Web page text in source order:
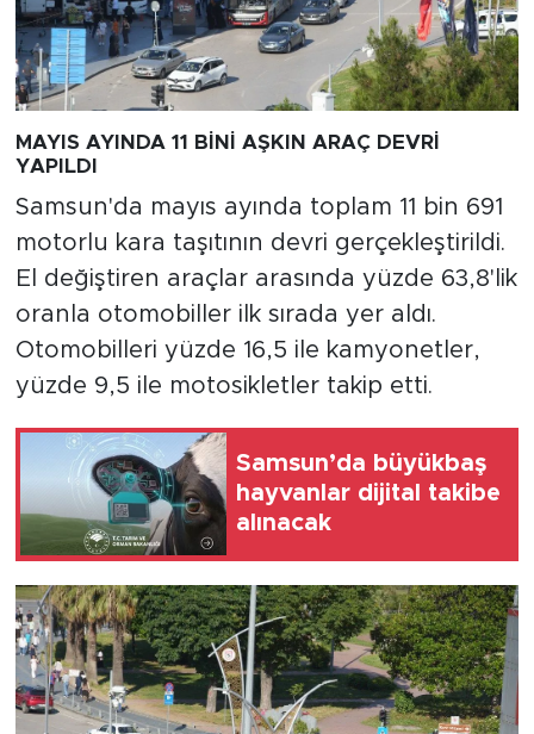
MAYIS AYINDA 11 BİNİ AŞKIN ARAÇ DEVRİ
YAPILDI
Samsun'da mayıs ayında toplam 11 bin 691
motorlu kara taşıtının devri gerçekleştirildi.
El değiştiren araçlar arasında yüzde 63,8'lik
oranla otomobiller ilk sırada yer aldı.
Otomobilleri yüzde 16,5 ile kamyonetler,
yüzde 9,5 ile motosikletler takip etti.
Samsun’da büyükbaş
hayvanlar dijital takibe
alınacak